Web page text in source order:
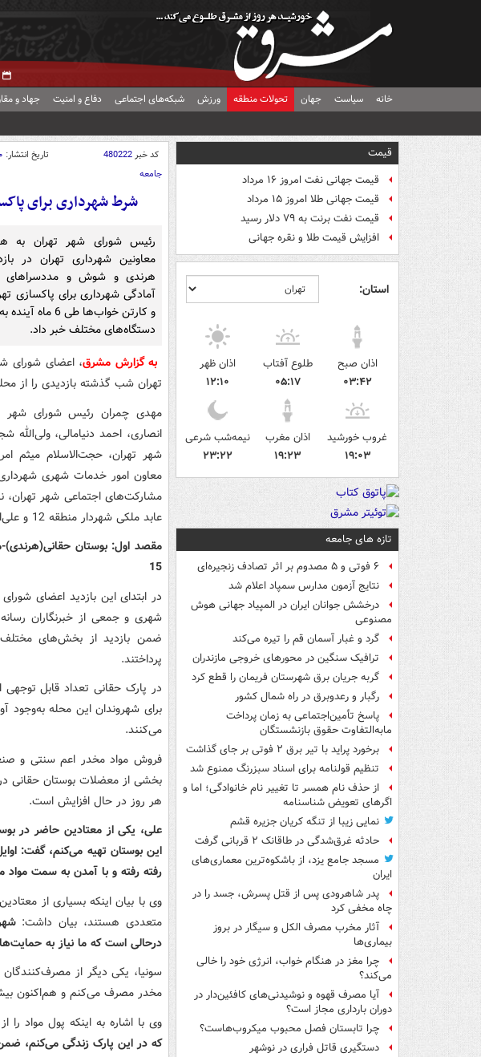
خانه سیاست جهان تحولات منطقه ورزش شبکه‌های اجتماعی دفاع و امنیت جهاد و
قیمت
قیمت جهانی نفت امروز ۱۶ مرداد
قیمت جهانی طلا امروز ۱۵ مرداد
قیمت نفت برنت به ۷۹ دلار رسید
افزایش قیمت طلا و نقره جهانی
استان:
اذان صبح
۰۳:۴۲
طلوع آفتاب
۰۵:۱۷
اذان ظهر
۱۲:۱۰
غروب خورشید
۱۹:۰۳
اذان مغرب
۱۹:۲۳
نیمه‌شب شرعی
۲۳:۲۲
تازه های جامعه
۶ فوتی و ۵ مصدوم بر اثر تصادف زنجیره‌ای
نتایج آزمون مدارس سمپاد اعلام شد
درخشش جوانان ایران در المپیاد جهانی هوش
مصنوعی
گرد و غبار آسمان قم را تیره می‌کند
ترافیک سنگین در محورهای خروجی مازندران
گربه جریان برق شهرستان فریمان را قطع کرد
رگبار و رعدوبرق در راه شمال کشور
پاسخ تأمین‌اجتماعی به زمان پرداخت
مابه‌التفاوت حقوق بازنشستگان
برخورد پراید با تیر برق ۲ فوتی بر جای گذاشت
تنظیم قولنامه برای اسناد سبزرنگ ممنوع شد
از حذف نام همسر تا تغییر نام خانوادگی؛ اما و
اگرهای تعویض شناسنامه
نمایی زیبا از تنگه کریان جزیره قشم
حادثه غرق‌شدگی در طاقانک ۲ قربانی گرفت
مسجد جامع یزد، از باشکوه‌ترین معماری‌های
ایران
پدر شاهرودی پس از قتل پسرش، جسد را در
چاه مخفی کرد
آثار مخرب مصرف الکل و سیگار در بروز
بیماری‌ها
چرا مغز در هنگام خواب، انرژی خود را خالی
می‌کند؟
آیا مصرف قهوه و نوشیدنی‌های کافئین‌دار در
دوران بارداری مجاز است؟
چرا تابستان فصل محبوب میکروب‌هاست؟
دستگیری قاتل فراری در نوشهر
کد خبر480222 تاریخ انتشار: ۲۰
جامعه
شرط شهرداری برای
رئیس شورای شهر تهران به
معاونین شهرداری تهران در
آمادگی شهرداری برای پاکسازی
و کارتن خواب‌ها طی
دستگاه‌های مختلف خبر داد.
به گزارش مشرق، اعضای شورای
تهران شب گذشته بازدیدی را از محله‌
مهدی چمران رئیس شورای شهر
انصاری، احمد دنیامالی،‌
شهر تهران، حجت‌الاسلام میثم
معاون امور خدمات شهری
مشارکت‌های اجتماعی شهر تهران،‌
عابد ملکی شهردار منطقه 12 و علی‌اکبر انجمنی شهردار منطقه 15 در این بازدید حضور داشتند.
15
در ابتدای این بازدید اعضای
شهری و جمعی از خبرنگاران
ضمن بازدید از بخش‌های مختلف
پرداختند.
در پارک حقانی تعداد قابل
برای شهروندان این محله به‌وجود
می‌کنند.
فروش مواد مخدر اعم سنتی و
بخشی از معضلات بوستان حقانی
هر روز در حال افزایش است.
علی، یکی از معتادین حاضر در
این بوستان تهیه می‌کنم، گفت:
رفته رفته و با آمدن به سمت
وی با بیان اینکه بسیاری از
متعددی هستند، بیان داشت:
درحالی است که ما نیاز به
مخدر مصرف می‌کنم و هم‌اکنون
وی با اشاره به اینکه پول مواد
که در این پارک زندگی می‌کنم،